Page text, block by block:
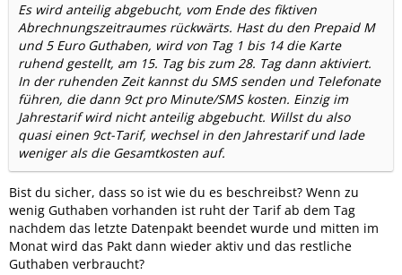
Es wird anteilig abgebucht, vom Ende des fiktiven
Abrechnungszeitraumes rückwärts. Hast du den Prepaid M
und 5 Euro Guthaben, wird von Tag 1 bis 14 die Karte
ruhend gestellt, am 15. Tag bis zum 28. Tag dann aktiviert.
In der ruhenden Zeit kannst du SMS senden und Telefonate
führen, die dann 9ct pro Minute/SMS kosten. Einzig im
Jahrestarif wird nicht anteilig abgebucht. Willst du also
quasi einen 9ct-Tarif, wechsel in den Jahrestarif und lade
weniger als die Gesamtkosten auf.
Bist du sicher, dass so ist wie du es beschreibst? Wenn zu
wenig Guthaben vorhanden ist ruht der Tarif ab dem Tag
nachdem das letzte Datenpakt beendet wurde und mitten im
Monat wird das Pakt dann wieder aktiv und das restliche
Guthaben verbraucht?